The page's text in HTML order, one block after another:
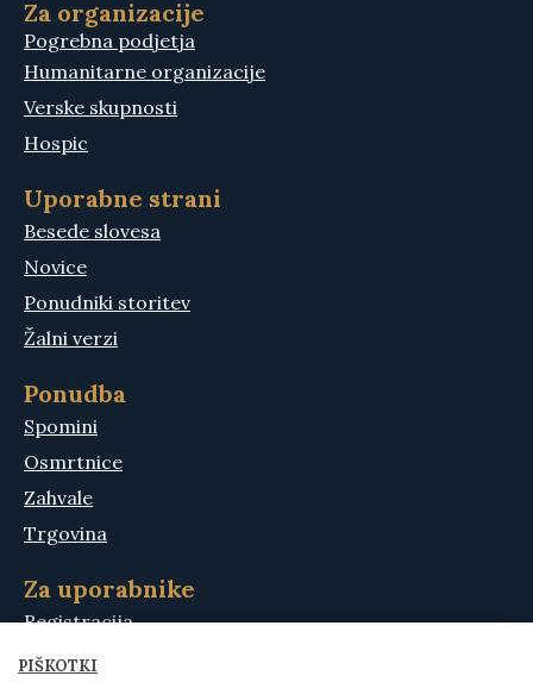
Za organizacije
Pogrebna podjetja
Humanitarne organizacije
Verske skupnosti
Hospic
Uporabne strani
Besede slovesa
Novice
Ponudniki storitev
Žalni verzi
Ponudba
Spomini
Osmrtnice
Zahvale
Trgovina
Za uporabnike
Registracija
Moj račun
PIŠKOTKI